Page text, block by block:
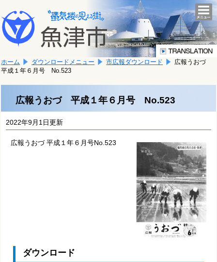
文
へ
移
ま
す。
こ
か
文
で
す。
ホーム ダウンロードメニュー 市広報ダウンロード
広報うおづ
平成１年６月号 No.523
広報うおづ 平成１年６月号 No.523
2022年9月1日更新
広報うおづ 平成１年６月号No.523
ダウンロード